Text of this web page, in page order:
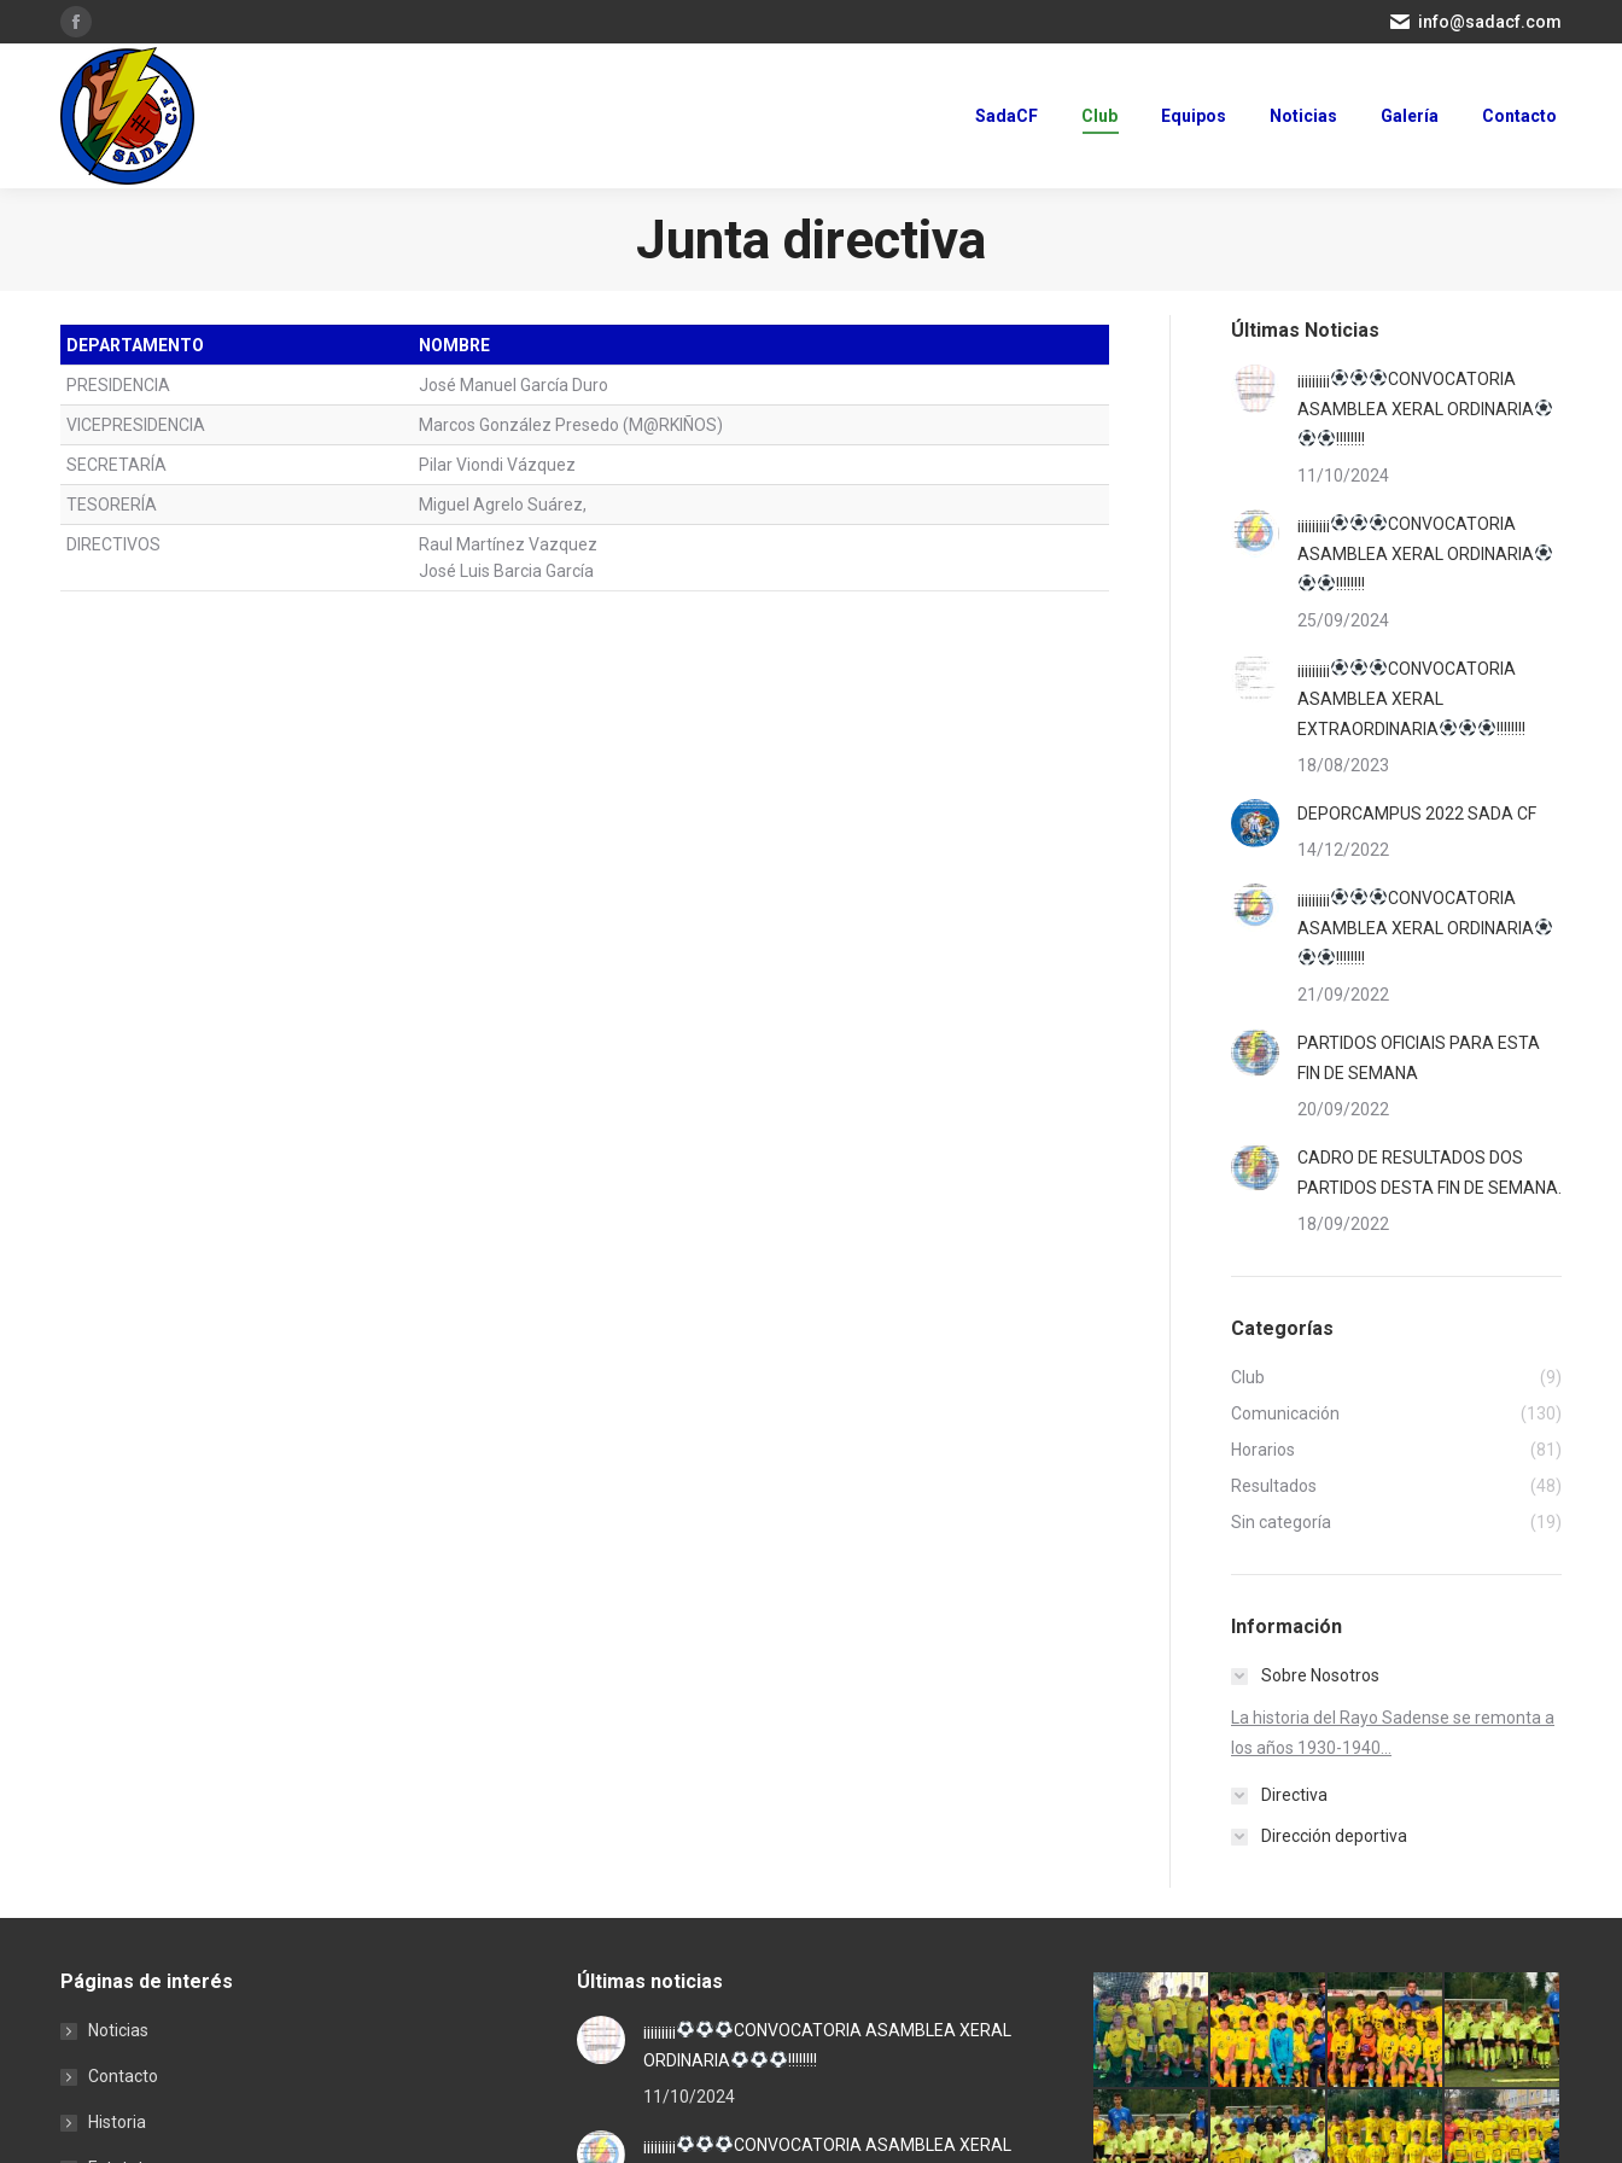
Facebook
page
opens
in
new
info@sadacf.com
SadaCF Club Equipos Noticias Galería Contacto
Junta directiva
DEPARTAMENTO NOMBRE
PRESIDENCIA José Manuel García Duro
VICEPRESIDENCIA Marcos González Presedo (M@RKIÑOS)
SECRETARÍA Pilar Viondi Vázquez
TESORERÍA Miguel Agrelo Suárez,
DIRECTIVOS
Raul Martínez Vazquez
José Luis Barcia García
Últimas Noticias
¡¡¡¡¡¡¡¡¡
CONVOCATORIA
ASAMBLEA XERAL ORDINARIA
!!!!!!!!
11/10/2024
¡¡¡¡¡¡¡¡¡
CONVOCATORIA
ASAMBLEA XERAL ORDINARIA
!!!!!!!!
25/09/2024
¡¡¡¡¡¡¡¡¡
CONVOCATORIA
ASAMBLEA XERAL
EXTRAORDINARIA
!!!!!!!!
18/08/2023
DEPORCAMPUS 2022 SADA CF
14/12/2022
¡¡¡¡¡¡¡¡¡
CONVOCATORIA
ASAMBLEA XERAL ORDINARIA
!!!!!!!!
21/09/2022
PARTIDOS OFICIAIS PARA ESTA
FIN DE SEMANA
20/09/2022
CADRO DE RESULTADOS DOS
PARTIDOS DESTA FIN DE SEMANA.
18/09/2022
Categorías
Club
(9)
Comunicación
(130)
Horarios
(81)
Resultados
(48)
Sin categoría
(19)
Información
Sobre Nosotros
La historia del Rayo Sadense se remonta a
los años 1930-1940...
Directiva
Dirección deportiva
Páginas de interés
Noticias
Contacto
Historia
Últimas noticias
¡¡¡¡¡¡¡¡¡
CONVOCATORIA ASAMBLEA XERAL
ORDINARIA
!!!!!!!!
11/10/2024
¡¡¡¡¡¡¡¡¡ CONVOCATORIA ASAMBLEA XERAL
SadaCF Club Equipos Noticias Galería Contacto